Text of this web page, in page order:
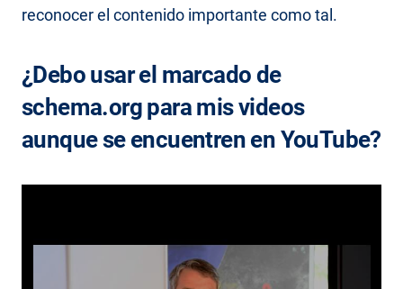
reconocer el contenido importante como tal.
¿Debo usar el marcado de
schema.org para mis videos
aunque se encuentren en YouTube?